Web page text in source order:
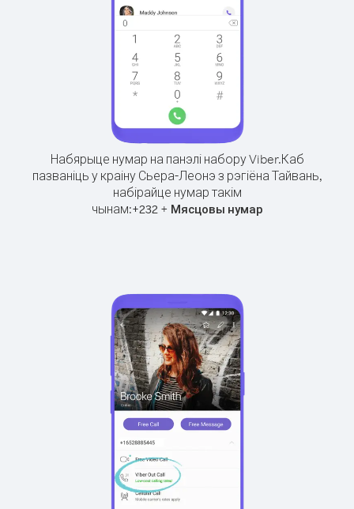
Набярыце нумар на панэлі набору Viber.Каб
пазваніць у краіну Сьера-Леонэ з рэгіёна Тайвань,
набірайце нумар такім
чынам:+232+ Мясцовы нумар